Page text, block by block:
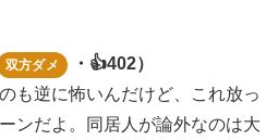
双方ダメ
・👍402）
も逆に怖いんだけど、これ放っ
ンだよ。同居人が論外なのは大